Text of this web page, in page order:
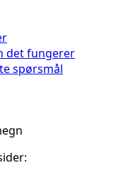
det fungerer
spørsmål